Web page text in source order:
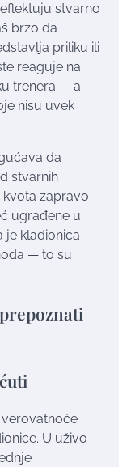
stvarno
brzo da
priliku ili
reaguje na
trenera — a
nisu uvek
da
stvarnih
kvota zapravo
ugrađene u
je kladionica
— to su
verovatnoće
U uživo